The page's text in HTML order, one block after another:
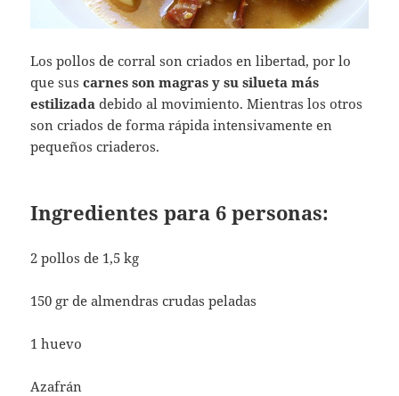
Los pollos de corral son criados en libertad, por lo
que suscarnes son magras y su silueta más
estilizadadebido al movimiento. Mientras los otros
son criados de forma rápida intensivamente en
pequeños criaderos.
Ingredientes para 6 personas:
2 pollos de 1,5 kg
150 gr de almendras crudas peladas
1 huevo
Azafrán